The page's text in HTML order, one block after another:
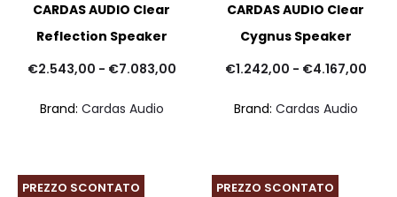
CARDAS AUDIO Clear
Reflection Speaker
€2.543,00 - €7.083,00Fascia
€2.543,00
Brand: Cardas Audio
CARDAS AUDIO Clear
Cygnus Speaker
€1.242,00 - €4.167,00
Brand: Cardas Audio
PREZZO SCONTATO PREZZO SCONTATO